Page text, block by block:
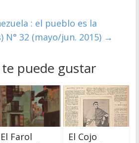
: el pueblo es la
N° 32 (mayo/jun. 2015) →
puede gustar
El Farol
El Cojo